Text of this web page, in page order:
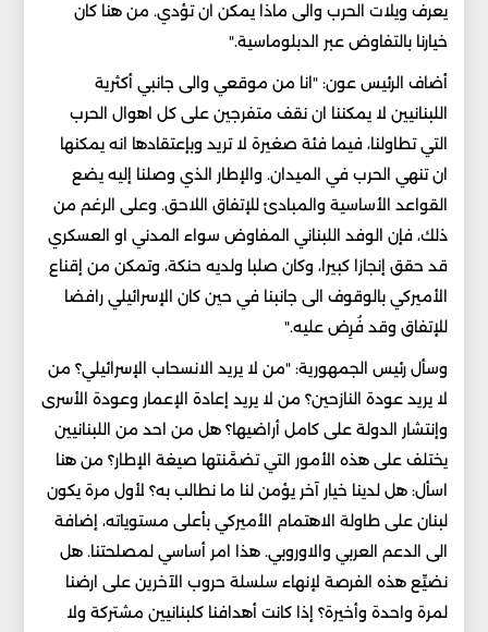
يعرف ويلات الحرب والى ماذا يمكن ان تؤدي. من هنا كان
خيارنا بالتفاوض عبر الدبلوماسية."
أضاف الرئيس عون: "انا من موقعي والى جانبي أكثرية
اللبنانيين لا يمكننا ان نقف متفرجين على كل اهوال الحرب
التي تطاولنا، فيما فئة صغيرة لا تريد وبإعتقادها انه يمكنها
ان تنهي الحرب في الميدان. والإطار الذي وصلنا إليه يضع
القواعد الأساسية والمبادئ للإتفاق اللاحق. وعلى الرغم من
ذلك، فإن الوفد اللبناني المفاوض سواء المدني او العسكري
قد حقق إنجازا كبيرا، وكان صلبا ولديه حنكة، وتمكن من إقناع
الأميركي بالوقوف الى جانبنا في حين كان الإسرائيلي رافضا
للإتفاق وقد فُرِض عليه."
وسأل رئيس الجمهورية: "من لا يريد الانسحاب الإسرائيلي؟ من
لا يريد عودة النازحين؟ من لا يريد إعادة الإعمار وعودة الأسرى
وإنتشار الدولة على كامل أراضيها؟ هل من احد من اللبنانيين
يختلف على هذه الأمور التي تضمَّنتها صيغة الإطار؟ من هنا
اسأل: هل لدينا خيار آخر يؤمن لنا ما نطالب به؟ لأول مرة يكون
لبنان على طاولة الاهتمام الأميركي بأعلى مستوياته، إضافة
الى الدعم العربي والاوروبي. هذا امر أساسي لمصلحتنا. هل
نضيِّع هذه الفرصة لإنهاء سلسلة حروب الآخرين على ارضنا
لمرة واحدة وأخيرة؟ إذا كانت أهدافنا كلبنانيين مشتركة ولا